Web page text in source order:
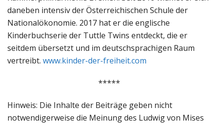
daneben intensiv der Österreichischen Schule der
Nationalökonomie. 2017 hat er die englische
Kinderbuchserie der Tuttle Twins entdeckt, die er
seitdem übersetzt und im deutschsprachigen Raum
vertreibt. www.kinder-der-freiheit.com
*****
Hinweis: Die Inhalte der Beiträge geben nicht
notwendigerweise die Meinung des Ludwig von Mises